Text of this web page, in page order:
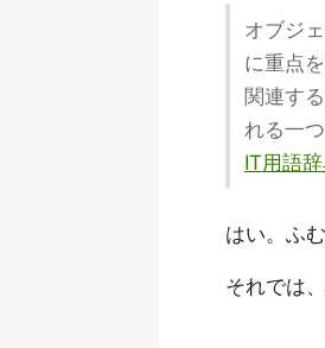
オブジ
に重点
関連す
れる一
IT用語
はい。ふ
それでは